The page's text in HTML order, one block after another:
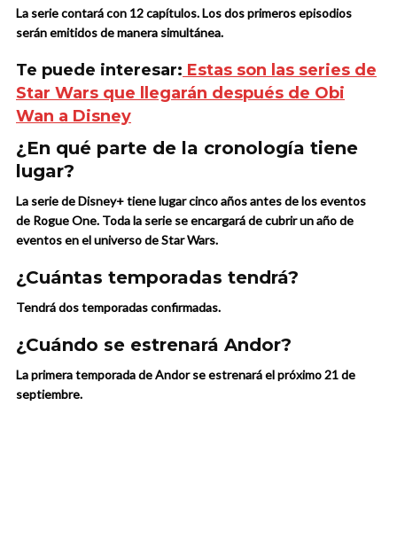
La serie contará con 12 capítulos. Los dos primeros episodios
serán emitidos de manera simultánea.
Te puede interesar: Estas son las series de
Star Wars que llegarán después de Obi
Wan a Disney
¿En qué parte de la cronología tiene
lugar?
La serie de Disney+ tiene lugar cinco años antes de los eventos
de Rogue One. Toda la serie se encargará de cubrir un año de
eventos en el universo de Star Wars.
¿Cuántas temporadas tendrá?
Tendrá dos temporadas confirmadas.
¿Cuándo se estrenará Andor?
La primera temporada de Andor se estrenará el próximo 21 de
septiembre.